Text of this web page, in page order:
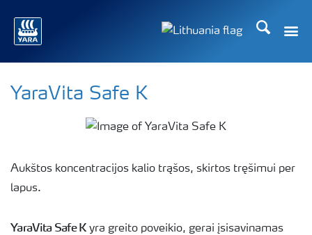
Ieškoti
YaraVita Safe K
Aukštos koncentracijos kalio trąšos, skirtos tręšimui per
lapus.
YaraVita Safe Kyra greito poveikio, gerai įsisavinamas